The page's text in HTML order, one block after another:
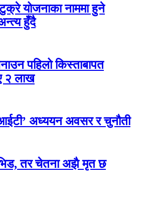
योजनाका नाममा हुने
हुँदै
पहिलो किस्ताबापत
२ लाख
अध्ययन अवसर र चुनौती
तर चेतना अझै मृत छ